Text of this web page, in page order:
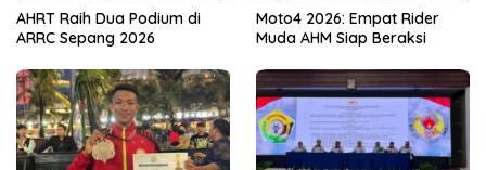
AHRT Raih Dua Podium di
ARRC Sepang 2026
Moto4 2026: Empat Rider
Muda AHM Siap Beraksi